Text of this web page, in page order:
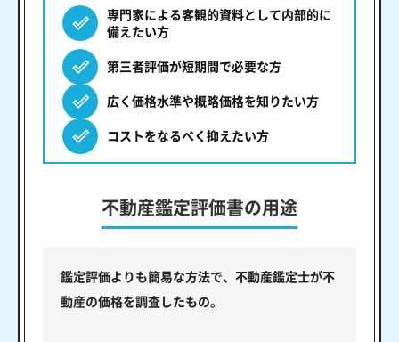
専門家による客観的資料として内部的に
備えたい方
第三者評価が短期間で必要な方
広く価格水準や概略価格を知りたい方
コストをなるべく抑えたい方
不動産鑑定評価書の用途
鑑定評価よりも簡易な方法で、不動産鑑定士が不
動産の価格を調査したもの。